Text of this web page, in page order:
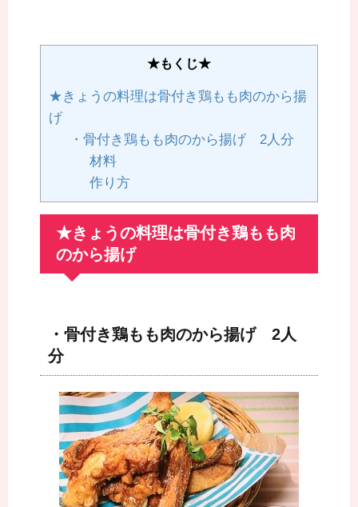
★もくじ★
★きょうの料理は骨付き鶏もも肉のから揚
げ
・骨付き鶏もも肉のから揚げ 2人分
材料
作り方
★きょうの料理は骨付き鶏もも肉
のから揚げ
・骨付き鶏もも肉のから揚げ 2人
分